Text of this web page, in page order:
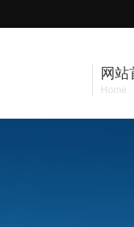
网站
Home